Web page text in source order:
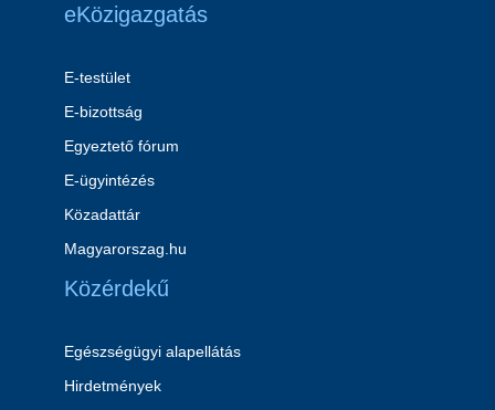
eKözigazgatás
E-testület
E-bizottság
Egyeztető fórum
E-ügyintézés
Közadattár
Magyarorszag.hu
Közérdekű
Egészségügyi alapellátás
Hirdetmények